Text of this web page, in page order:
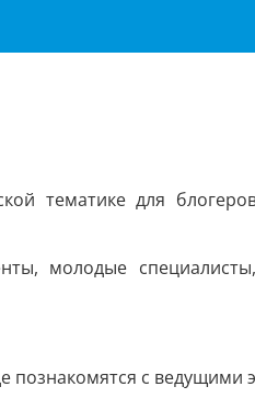
тематике для
молодые
познакомятся с ведущими